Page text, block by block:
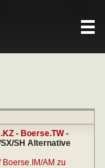
- Boerse.TW-
SH Alternative
AM zu